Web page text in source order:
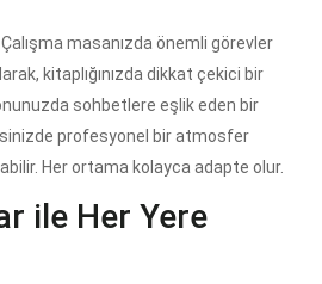
Çalışma masanızda önemli görevler
kitaplığınızda dikkat çekici bir
sohbetlere eşlik eden bir
profesyonel bir atmosfer
Her ortama kolayca adapte olur.
ile Her Yere